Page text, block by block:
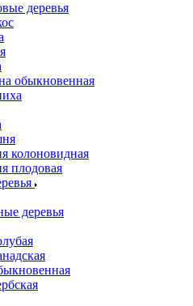
деревья
обыкновенная
колоновидная
плодовая
деревья